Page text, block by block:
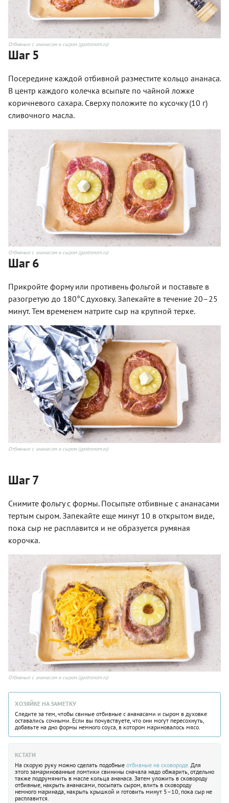
Отбивные с ананасом и сыром (gastronom.ru)
Шаг 5
Посередине каждой отбивной разместите кольцо ананаса.
В центр каждого колечка всыпьте по чайной ложке
коричневого сахара. Сверху положите по кусочку (10 г)
сливочного масла.
Отбивные с ананасом и сыром (gastronom.ru)
Шаг 6
Прикройте форму или противень фольгой и поставьте в
разогретую до 180°С духовку. Запекайте в течение 20–25
минут. Тем временем натрите сыр на крупной терке.
Отбивные с ананасом и сыром (gastronom.ru)
Шаг 7
Снимите фольгу с формы. Посыпьте отбивные с ананасами
тертым сыром. Запекайте еще минут 10 в открытом виде,
пока сыр не расплавится и не образуется румяная
корочка.
Отбивные с ананасом и сыром (gastronom.ru)
ХОЗЯЙКЕ НА ЗАМЕТКУ
Следите за тем, чтобы свиные отбивные с ананасами и сыром в духовке
оставались сочными. Если вы почувствуете, что они могут пересохнуть,
добавьте на дно формы немного соуса, в котором мариновалось мясо.
КСТАТИ
На скорую руку можно сделать подобные отбивные на сковороде. Для
этого замаринованные ломтики свинины сначала надо обжарить, отдельно
также подрумянить в масле кольца ананаса. Затем уложить в сковороду
отбивные, накрыть ананасами, посыпать сыром, влить в сковороду
немного маринада, накрыть крышкой и готовить минут 5–10, пока сыр не
расплавится.